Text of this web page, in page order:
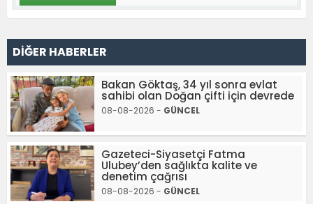
DİĞER HABERLER
Bakan Göktaş, 34 yıl sonra evlat
sahibi olan Doğan çifti için devrede
08-08-2026 - GÜNCEL
Gazeteci-Siyasetçi Fatma
Ulubey’den sağlıkta kalite ve
denetim çağrısı
08-08-2026 - GÜNCEL